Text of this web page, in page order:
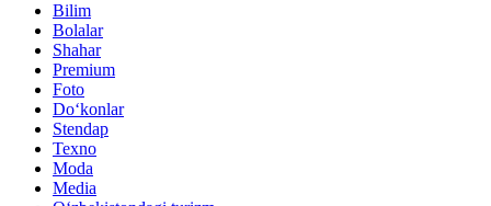
Bilim
Bolalar
Shahar
Premium
Foto
Do‘konlar
Stendap
Texno
Moda
Media